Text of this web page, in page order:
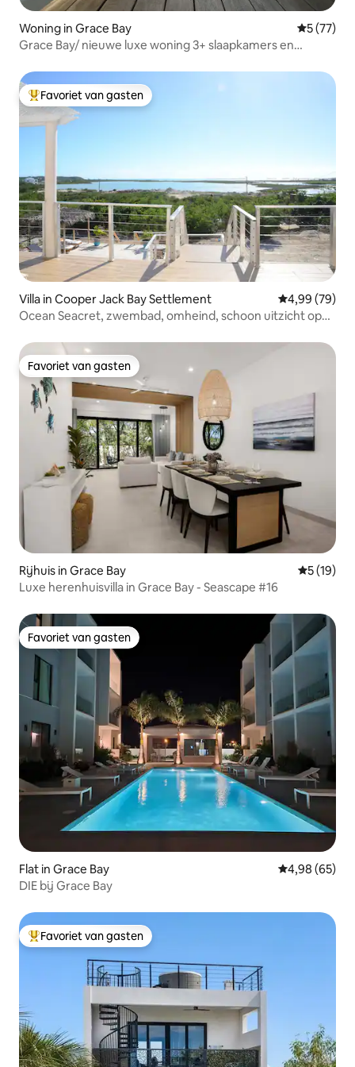
Woning in Grace Bay
5 (77)
Grace Bay/ nieuwe luxe woning 3+ slaapkamers en
Topfavoriet van gasten
Favoriet van gasten
Villa in Cooper Jack Bay Settlement Gemiddelde
4,99 (79)
Ocean Seacret, zwembad, omheind, schoon uitzicht op
Favoriet van gasten
Favoriet van gasten
Rijhuis in Grace Bay
5 (19)
Luxe herenhuisvilla in Grace Bay - Seascape #16
Favoriet van gasten
Favoriet van gasten
Flat in Grace Bay Gemiddelde
4,98 (65)
DIE bij Grace Bay
Topfavoriet van gasten
Favoriet van gasten